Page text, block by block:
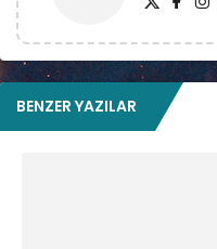
BENZER YAZILAR